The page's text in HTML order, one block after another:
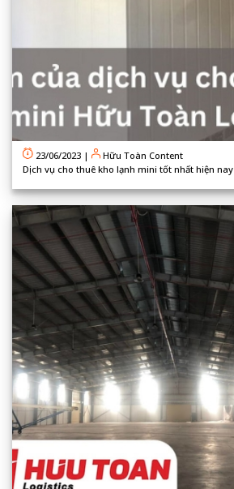
23/06/2023 |
Hữu Toàn Content
Dịch vụ cho thuê kho lạnh mini tốt nhất hiện nay